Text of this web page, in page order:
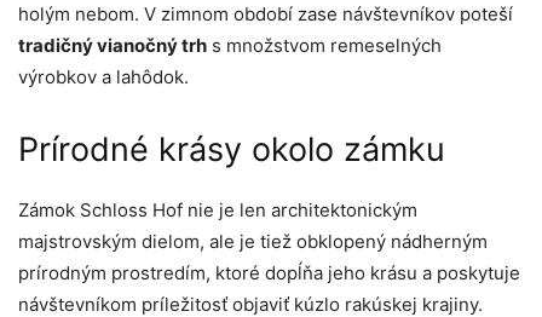
holým nebom. V zimnom období zase návštevníkov poteší
tradičný vianočný trh s množstvom remeselných
výrobkov a lahôdok.
Prírodné krásy okolo zámku
Zámok Schloss Hof nie je len architektonickým
majstrovským dielom, ale je tiež obklopený nádherným
prírodným prostredím, ktoré dopĺňa jeho krásu a poskytuje
návštevníkom príležitosť objaviť kúzlo rakúskej krajiny.